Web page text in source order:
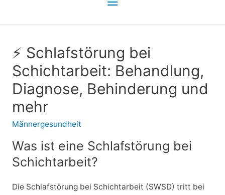
⚡ Schlafstörung bei
Schichtarbeit: Behandlung,
Diagnose, Behinderung und
mehr
Männergesundheit
Was ist eine Schlafstörung bei
Schichtarbeit?
Die Schlafstörung bei Schichtarbeit (SWSD) tritt bei